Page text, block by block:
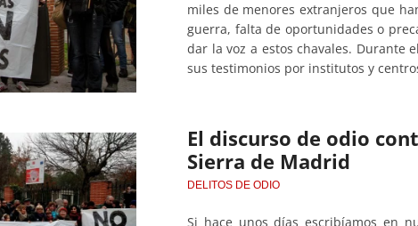
miles de menores extranjeros que
guerra, falta de oportunidades o
dar la voz a estos chavales. Durante
sus testimonios por institutos y
El discurso de odio
Sierra de Madrid
DELITOS DE ODIO
Si hace unos días escribíamos en